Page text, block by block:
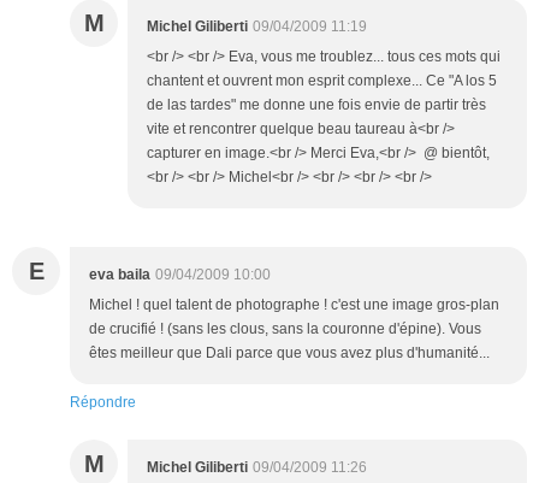
M Michel Giliberti 09/04/2009 11:19
<br /> <br /> Eva, vous me troublez... tous ces mots qui
chantent et ouvrent mon esprit complexe... Ce "A los 5
de las tardes" me donne une fois envie de partir très
vite et rencontrer quelque beau taureau à<br />
capturer en image.<br /> Merci Eva,<br /> @ bientôt,
<br /> <br /> Michel<br /> <br /> <br /> <br />
E eva baila 09/04/2009 10:00
Michel ! quel talent de photographe ! c'est une image gros-plan
de crucifié ! (sans les clous, sans la couronne d'épine). Vous
êtes meilleur que Dali parce que vous avez plus d'humanité...
Répondre
M Michel Giliberti 09/04/2009 11:26